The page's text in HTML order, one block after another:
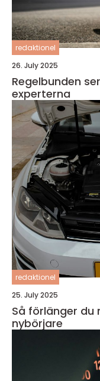
redaktionel
26. July 2025
Regelbunden
experterna
redaktionel
25. July 2025
Så förlänger du
nybörjare